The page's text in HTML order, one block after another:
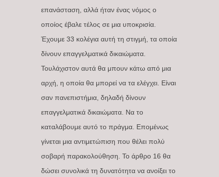
επανάσταση, αλλά ήταν ένας νόμος ο
οποίος έβαλε τέλος σε μια υποκρισία.
Έχουμε 33 κολέγια αυτή τη στιγμή, τα οποία
δίνουν επαγγελματικά δικαιώματα.
Τουλάχιστον αυτά θα μπουν κάτω από μια
αρχή, η οποία θα μπορεί να τα ελέγχει. Είναι
σαν πανεπιστήμια, δηλαδή δίνουν
επαγγελματικά δικαιώματα. Να το
καταλάβουμε αυτό το πράγμα. Επομένως
γίνεται μια αντιμετώπιση που θέλει πολύ
σοβαρή παρακολούθηση. Το άρθρο 16 θα
δώσει συνολικά τη δυνατότητα να ανοίξει το